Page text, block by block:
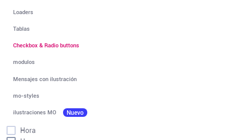
Loaders
Tablas
Checkbox & Radio buttons
modulos
Mensajes con ilustración
mo-styles
ilustraciones MO Nuevo
Hora